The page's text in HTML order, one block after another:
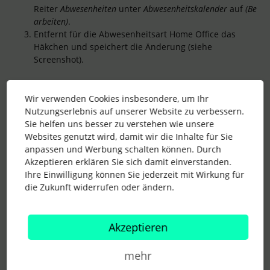
ReiterAbwesenheiten unterAbwesenheitskalender auf (Be
arbeiten).
Entfernt für die Abwesenheitsart Home Office das
Häkchen und speichert die Änderung (siehe
Screenshot).
diesem Community Post gab es außerdem bereits einen
Austausch zu diesem Thema, vielleicht ist dieser auch
interessant für Euch! ✨
Liebe Grüße,
Wurde Eure Frage gelöst? - Klickt auf "Beste Antwort", so
erhalten alle ihre Punkte für's Leaderboard. Bei Rückfragen
an mich, markiert mich gerne mit @LisaK :)
Wir verwenden Cookies insbesondere, um Ihr
Nutzungserlebnis auf unserer Website zu verbessern.
Sie helfen uns besser zu verstehen wie unsere
Websites genutzt wird, damit wir die Inhalte für Sie
anpassen und Werbung schalten können. Durch
Akzeptieren erklären Sie sich damit einverstanden.
Ihre Einwilligung können Sie jederzeit mit Wirkung für
die Zukunft widerrufen oder ändern.
Akzeptieren
mehr